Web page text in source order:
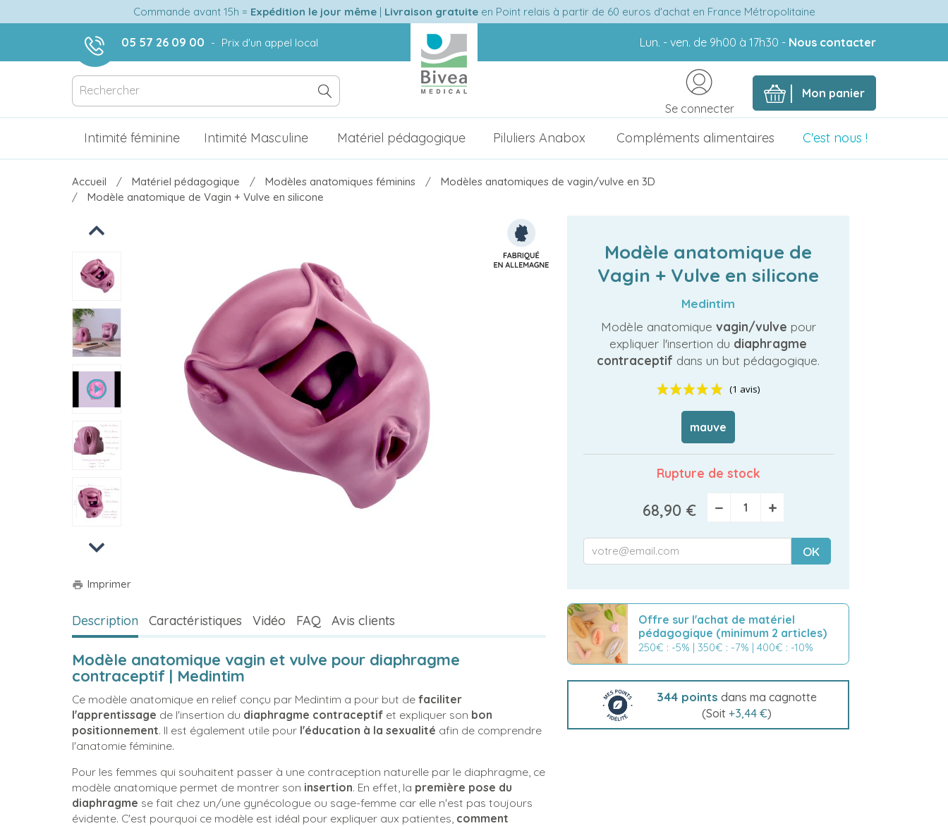
Commande avant 15h = Expédition le jour même| Livraison gratuiteen Point relais à partir de 60 euros d'achat en France Métropolitaine
05 57 26 09 00 - Prix d'un appel local Lun. - ven. de 9h00 à 17h30 - Nous contacter
Mon panier
Se connecter
Intimité féminine Intimité Masculine Matériel pédagogique Piluliers Anabox Compléments alimentaires C'est nous !
Accueil Matériel pédagogique Modèles anatomiques féminins
Modèles anatomiques de vagin/vulve en 3D
Modèle anatomique de Vagin + Vulve en silicone
Previous
play_circle_outline
play_circle_outline
play_circle_outline
Next
print Imprimer
Modèle anatomique de
Vagin + Vulve en silicone
Medintim
Modèle anatomique vagin/vulve pour
expliquer l'insertion du diaphragme
contraceptif dans un but pédagogique.
mauve
Rupture de stock
68,90 € − +
OK
Offre sur l'achat de matériel
pédagogique (minimum 2 articles)
250€ : -5% | 350€ : -7% | 400€ : -10%
344 points dans ma cagnotte
(Soit +3,44 €)
Description Caractéristiques Vidéo FAQ Avis clients
Modèle anatomique vagin et vulve pour diaphragme
contraceptif | Medintim
Ce modèle anatomique en relief conçu par Medintim a pour but de faciliter
l'apprentissage de l'insertion du diaphragme contraceptif et expliquer son bon
positionnement. Il est également utile pour l'éducation à la sexualité afin de comprendre
l'anatomie féminine.
Pour les femmes qui souhaitent passer à une contraception naturelle par le diaphragme, ce
modèle anatomique permet de montrer son insertion. En effet, la première pose du
diaphragme se fait chez un/une gynécologue ou sage-femme car elle n'est pas toujours
évidente. C'est pourquoi ce modèle est idéal pour expliquer aux patientes, comment